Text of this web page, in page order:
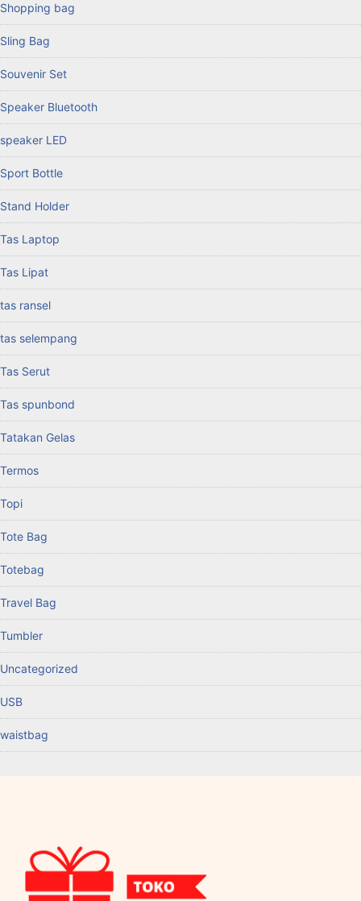
Shopping bag
Sling Bag
Souvenir Set
Speaker Bluetooth
speaker LED
Sport Bottle
Stand Holder
Tas Laptop
Tas Lipat
tas ransel
tas selempang
Tas Serut
Tas spunbond
Tatakan Gelas
Termos
Topi
Tote Bag
Totebag
Travel Bag
Tumbler
Uncategorized
USB
waistbag